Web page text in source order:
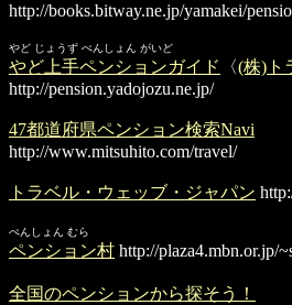
http://books.bitway.ne.jp/yamakei/
やど じょうず ぺんしょん がいど
やど上手ペンションガイド 〈(株)ト
http://pension.yadojozu.ne.jp/
47都道府県ペンション検索Navi
http://www.mitsuhito.com/travel/
トラベル・ウェッブ・ジャパン
ぺんしょん むら
ペンション村 http://plaza4.mbn.or.jp/
全国のペンションから探そう！